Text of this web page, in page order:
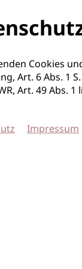
Cookies
Art. 6 Abs. 1
Art. 49 Abs. 1
Impressum